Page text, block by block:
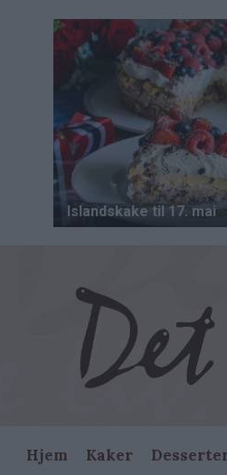
Main
Hjem Kaker